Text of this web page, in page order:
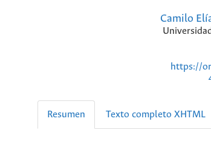
Camilo
https://
Resumen Texto completo XHTML